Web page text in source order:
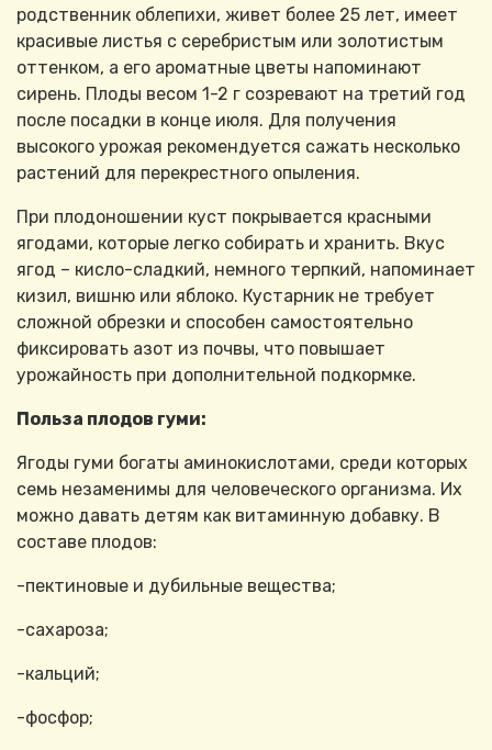
родственник облепихи, живет более 25 лет, имеет
красивые листья с серебристым или золотистым
оттенком, а его ароматные цветы напоминают
сирень. Плоды весом 1-2 г созревают на третий год
после посадки в конце июля. Для получения
высокого урожая рекомендуется сажать несколько
растений для перекрестного опыления.
При плодоношении куст покрывается красными
ягодами, которые легко собирать и хранить. Вкус
ягод – кисло-сладкий, немного терпкий, напоминает
кизил, вишню или яблоко. Кустарник не требует
сложной обрезки и способен самостоятельно
фиксировать азот из почвы, что повышает
урожайность при дополнительной подкормке.
Польза плодов гуми:
Ягоды гуми богаты аминокислотами, среди которых
семь незаменимы для человеческого организма. Их
можно давать детям как витаминную добавку. В
составе плодов:
-пектиновые и дубильные вещества;
-сахароза;
-кальций;
-фосфор;